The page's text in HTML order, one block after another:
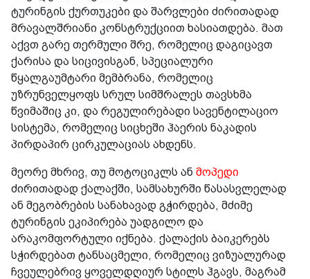
ტურინგის ქურთუკები და შარვლები ძირითადად
მრავალშრიანი კონსტრუქციით ხასიათდება. მათ
აქვთ გარე თერმული შრე, რომელიც დაგიცავთ
ქარისა და სიცივისგან, სპეციალური
წყალგაუმტარი მემბრანა, რომელიც
უზრუნველყოფს სრულ სიმშრალეს თავსხმა
წვიმაშიც კი, და რეგულირებადი სავენტილაციო
სისტემა, რომელიც სიცხეში ჰაერის ნაკადის
პირდაპირ ცირკულაციას ახდენს.
მეორე მხრივ, თუ მოტოციკლს ან მოპედი
ძირითადად ქალაქში, სამსახურში წასასვლელად
ან მეგობრების სანახავად გჭირდება, მძიმე
ტურინგის ეკიპირება უადგილო და
არაკომფორტული იქნება. ქალაქის ბაიკერებს
სჭირდებათ ტანსაცმელი, რომელიც ვიზუალურად
ჩვეულებრივ ყოველდღიურ სტილს ჰგავს, მაგრამ